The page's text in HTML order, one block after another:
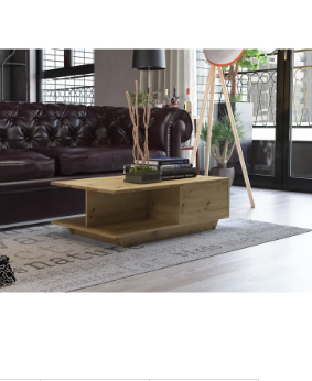
0,0
z
5
hvězdiček.